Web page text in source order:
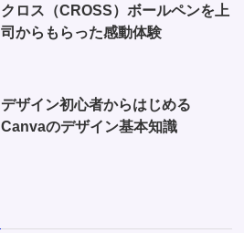
クロス（CROSS）ボールペンを上
司からもらった感動体験
デザイン初心者からはじめる
Canvaのデザイン基本知識